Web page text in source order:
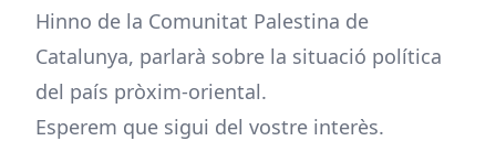
Hinno de la Comunitat Palestina de
Catalunya, parlarà sobre la situació política
del país pròxim-oriental.
Esperem que sigui del vostre interès.